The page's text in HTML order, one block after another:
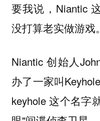
要我说，Niantic
没打算老实做游戏。
Niantic 创始人
办了一家叫
keyhole 这个名字